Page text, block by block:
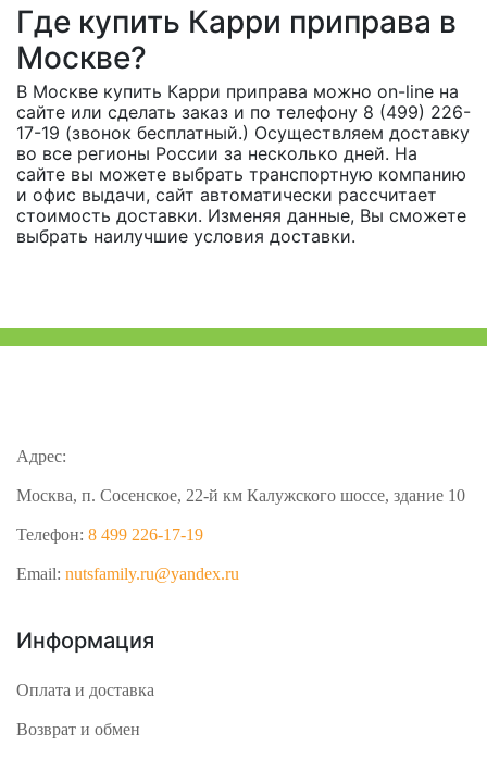
Где купить Карри приправа в
Москве?
В Москве купить Карри приправа можно on-line на
сайте или сделать заказ и по телефону 8 (499) 226-
17-19 (звонок бесплатный.) Осуществляем доставку
во все регионы России за несколько дней. На
сайте вы можете выбрать транспортную компанию
и офис выдачи, сайт автоматически рассчитает
стоимость доставки. Изменяя данные, Вы сможете
выбрать наилучшие условия доставки.
Адрес:
Москва, п. Сосенское, 22-й км Калужского шоссе, здание 10
Телефон: 8 499 226-17-19
Email: nutsfamily.ru@yandex.ru
Информация
Оплата и доставка
Возврат и обмен